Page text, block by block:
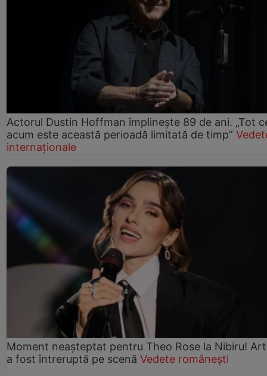
Actorul Dustin Hoffman împlinește 89 de ani. „Tot
acum este această perioadă limitată de timp”
internaționale
Moment neașteptat pentru Theo Rose la Nibiru!
a fost întreruptă pe scenă Vedete românești